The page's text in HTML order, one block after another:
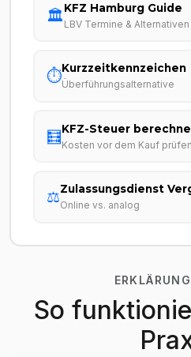
🏛️KFZ Hamburg Guide
LBV Termine & Alternativen
⏱️Kurzzeitkennzeichen
Überführungsalternative
🧮KFZ-Steuer
Kosten vor dem Kauf prüfen
⚖️Zulassungsdienst
Online vs. analog
So